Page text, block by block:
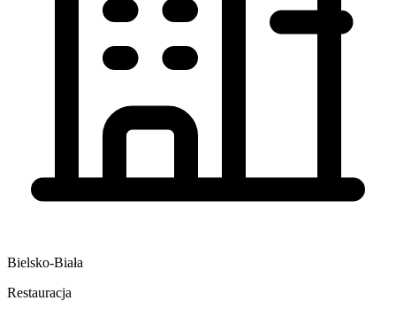
Bielsko-Biała
Restauracja